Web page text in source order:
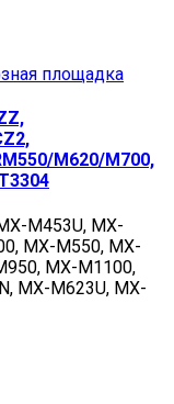
площадка
M620/M700,
M453U, MX-
MX-M550, MX-
MX-M1100,
MX-M623U, MX-